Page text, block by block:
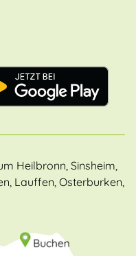
Heilbronn, Sinsheim,
Lauffen, Osterburken,